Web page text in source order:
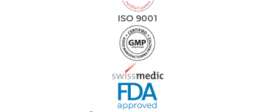
ISO 9001